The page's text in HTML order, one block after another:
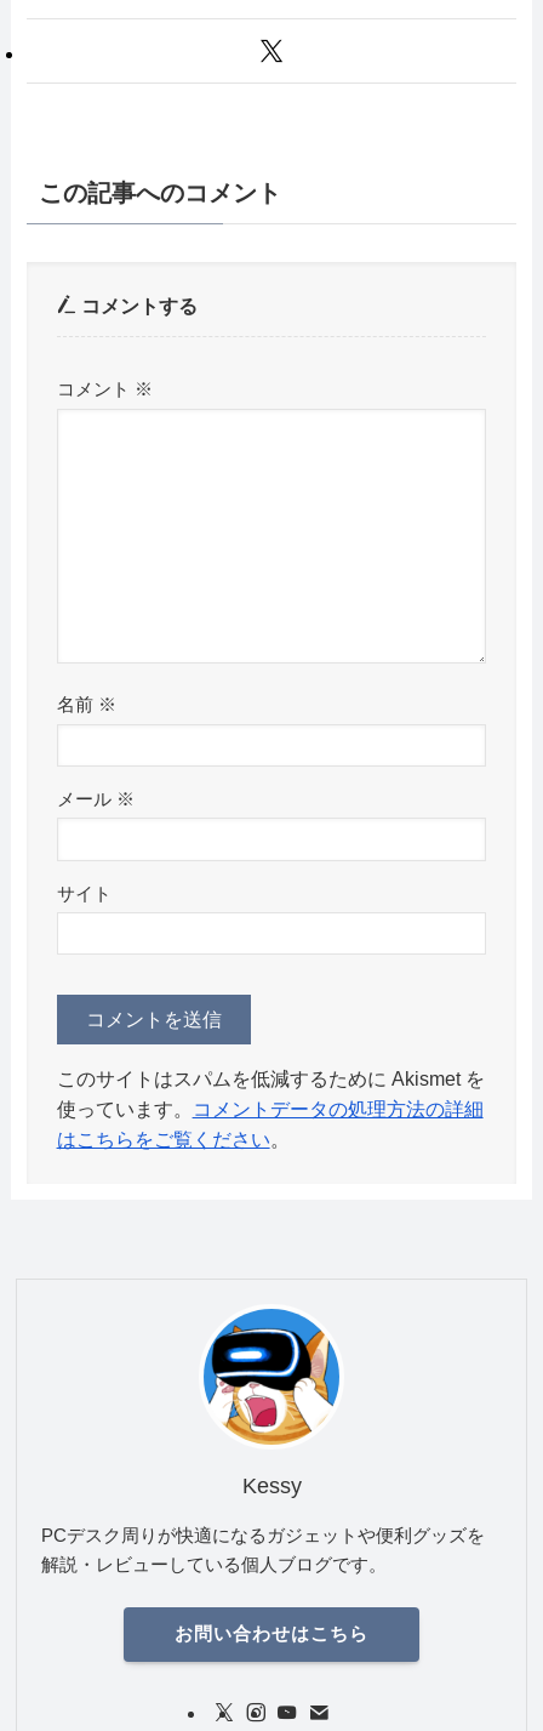
この記事へのコメント
コメントする
コメント ※
名前 ※
メール ※
サイト
このサイトはスパムを低減するために Akismet を
使っています。
コメントデータの処理方法の詳細
はこちらをご覧ください。
Kessy
PCデスク周りが快適になるガジェットや便利グッズを
解説・レビューしている個人ブログです。
お問い合わせはこちら